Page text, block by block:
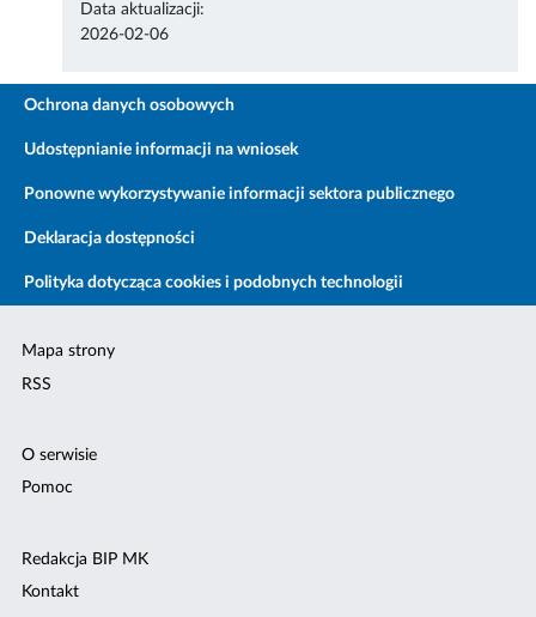
Data aktualizacji:
2026-02-06
Ochrona danych osobowych
Udostępnianie informacji na wniosek
Ponowne wykorzystywanie informacji sektora publicznego
Deklaracja dostępności
Polityka dotycząca cookies i podobnych technologii
Mapa strony
RSS
O serwisie
Pomoc
Redakcja BIP MK
Kontakt